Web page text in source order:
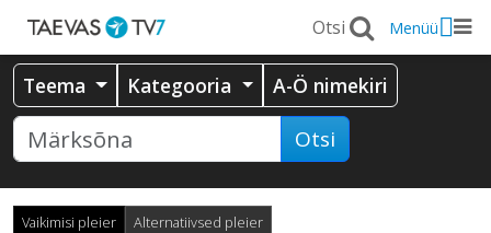
Menüü
Teema Kategooria A-Ö nimekiri
Otsi
Vaikimisi pleier Alternatiivsed pleier